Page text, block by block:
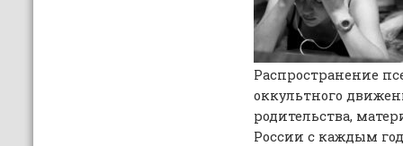
Распространение
оккультного
родительства,
России с каждым